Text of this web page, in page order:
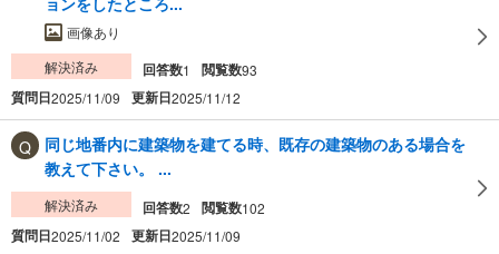
画像あり
解決済み
回答数1 閲覧数93
質問日2025/11/09 更新日2025/11/12
同じ地番内に建築物を建てる時、既存の建築物のある場合を
教えて下さい。 ...
解決済み 回答数2 閲覧数102
質問日2025/11/02 更新日2025/11/09